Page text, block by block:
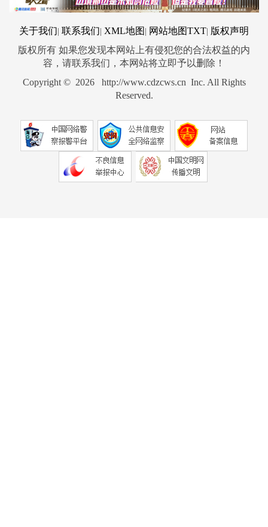
关于我们 联系我们 XML地图 网站地图TXT 版权声明
版权所有 如果您发现本网站上有侵犯您的合法权益的内
容，请联系我们，本网站将立即予以删除！
Copyright © 2026 http://www.cdzcws.cn Inc. All Rights
Reserved.